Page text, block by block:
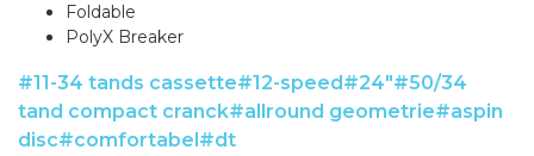
Foldable
PolyX Breaker
#11-34 tands cassette#12-speed #24"#50/34
tand compact cranck#allround geometrie#aspin
disc#comfortabel #dt